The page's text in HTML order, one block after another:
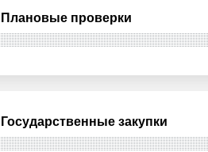
Плановые проверки
Государственные закупки